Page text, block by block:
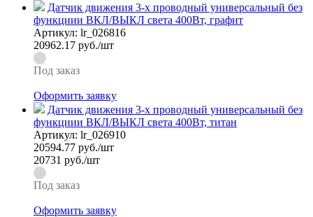
Датчик движения 3-х проводный универсальный без
функциии ВКЛ/ВЫКЛ света 400Вт, графит
Артикул: lr_026816
20962.17 руб./шт
Под заказ
Оформить заявку
Датчик движения 3-х проводный универсальный без
функциии ВКЛ/ВЫКЛ света 400Вт, титан
Артикул: lr_026910
20594.77 руб./шт
20731 руб./шт
Под заказ
Оформить заявку